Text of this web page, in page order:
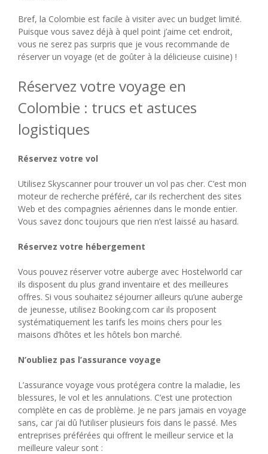
Bref, la Colombie est facile à visiter avec un budget limité.
Puisque vous savez déjà à quel point j’aime cet endroit,
vous ne serez pas surpris que je vous recommande de
réserver un voyage (et de goûter à la délicieuse cuisine) !
Réservez votre voyage en
Colombie : trucs et astuces
logistiques
Réservez votre vol
Utilisez Skyscanner pour trouver un vol pas cher. C’est mon
moteur de recherche préféré, car ils recherchent des sites
Web et des compagnies aériennes dans le monde entier.
Vous savez donc toujours que rien n’est laissé au hasard.
Réservez votre hébergement
Vous pouvez réserver votre auberge avec Hostelworld car
ils disposent du plus grand inventaire et des meilleures
offres. Si vous souhaitez séjourner ailleurs qu’une auberge
de jeunesse, utilisez Booking.com car ils proposent
systématiquement les tarifs les moins chers pour les
maisons d’hôtes et les hôtels bon marché.
N’oubliez pas l’assurance voyage
L’assurance voyage vous protégera contre la maladie, les
blessures, le vol et les annulations. C’est une protection
complète en cas de problème. Je ne pars jamais en voyage
sans, car j’ai dû l’utiliser plusieurs fois dans le passé. Mes
entreprises préférées qui offrent le meilleur service et la
meilleure valeur sont :